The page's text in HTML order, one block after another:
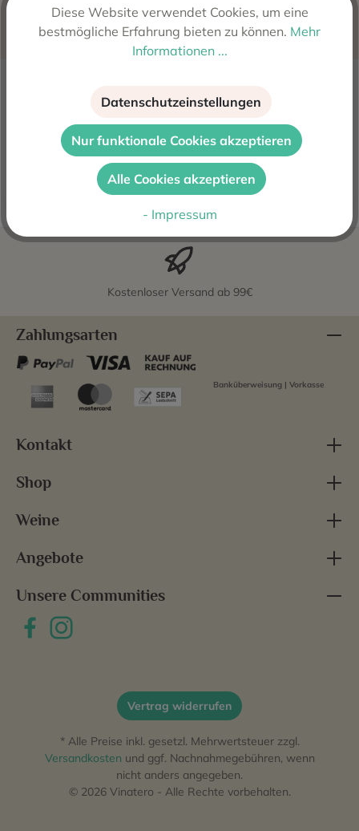
Hersteller:4 kilos Vinicola per Apol Ionia Viticultors
S.A.T., 07200 Felanitx, Spanien
Mallorca wird von der Bodega 4 Kilos hergestellt.
Francesc Grimalt un…Mehr
Kostenloser Versand ab 99€
Shop
Weine
Angebote
Zahlungsarten
Banküberweisung | Vorkasse
Unsere Communities
Kontakt
Vertrag widerrufen
* Alle Preise inkl. gesetzl. Mehrwertsteuer zzgl.
Versandkosten und ggf. Nachnahmegebühren, wenn
nicht anders angegeben.
© 2026 Vinatero - Alle Rechte vorbehalten.
Diese Website verwendet Cookies, um eine
bestmögliche Erfahrung bieten zu können. Mehr
Informationen ...
Datenschutzeinstellungen
Nur funktionale Cookies akzeptieren
Alle Cookies akzeptieren
- Impressum